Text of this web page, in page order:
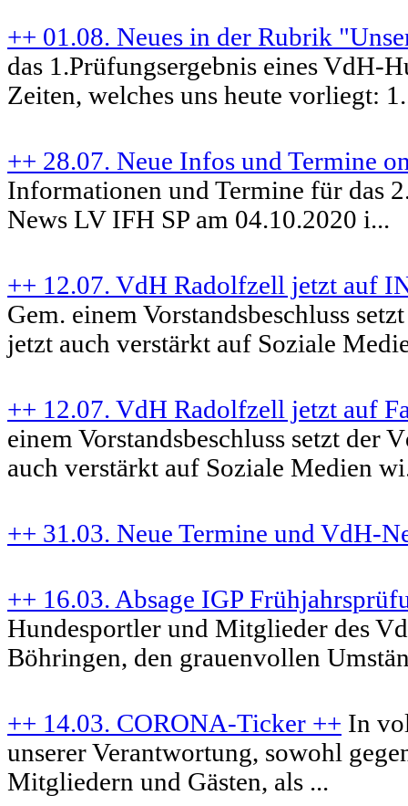
++ 01.08. Neues in der Rubrik
das 1.Prüfungsergebnis eines VdH-
Zeiten, welches uns heute vorliegt:
++ 28.07. Neue Infos und Termine
Informationen und Termine für das
News LV IFH SP am 04.10.2020 i...
++ 12.07. VdH Radolfzell jetzt auf
Gem. einem Vorstandsbeschluss
jetzt auch verstärkt auf Soziale
++ 12.07. VdH Radolfzell jetzt auf
einem Vorstandsbeschluss setzt der
auch verstärkt auf Soziale Medien
++ 31.03. Neue Termine und VdH-
++ 16.03. Absage IGP
Hundesportler und Mitglieder des
Böhringen, den grauenvollen
++ 14.03. CORONA-Ticker ++ In
unserer Verantwortung, sowohl
Mitgliedern und Gästen, als ...